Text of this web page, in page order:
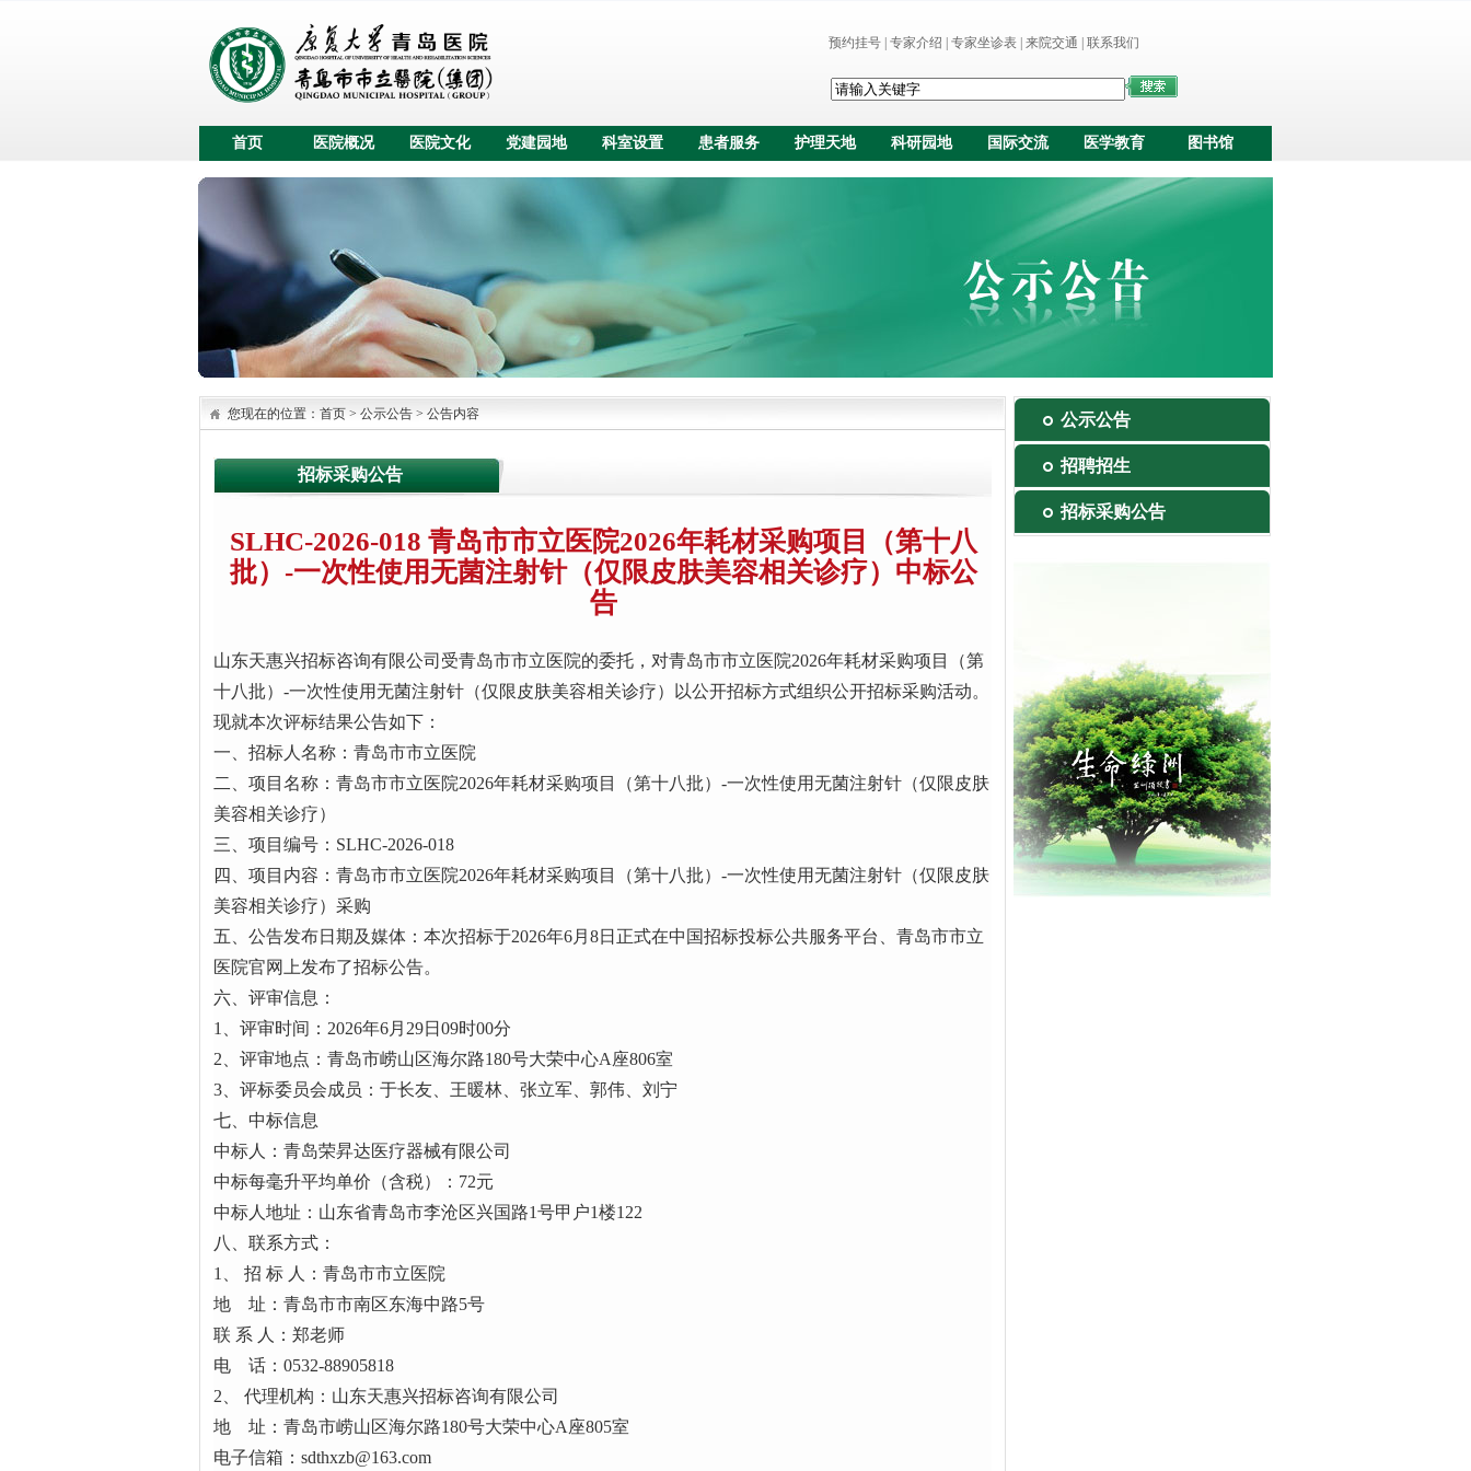
预约挂号 专家介绍 专家坐诊表 来院交通 联系我们
首页 医院概况 医院文化 党建园地 科室设置 患者服务 护理天地 科研园地 国际交流 医学教育 图书馆
您现在的位置： 首页 > 公示公告 > 公告内容
招标采购公告
SLHC-2026-018 青岛市市立医院2026年耗材采购项目（第十八
批）-一次性使用无菌注射针（仅限皮肤美容相关诊疗）中标公
告
山东天惠兴招标咨询有限公司受青岛市市立医院的委托，对青岛市市立医院2026年耗材采购项目（第
十八批）-一次性使用无菌注射针（仅限皮肤美容相关诊疗）以公开招标方式组织公开招标采购活动。
现就本次评标结果公告如下：
一、招标人名称：青岛市市立医院
二、项目名称：青岛市市立医院2026年耗材采购项目（第十八批）-一次性使用无菌注射针（仅限皮肤
美容相关诊疗）
三、项目编号：SLHC-2026-018
四、项目内容：青岛市市立医院2026年耗材采购项目（第十八批）-一次性使用无菌注射针（仅限皮肤
美容相关诊疗）采购
五、公告发布日期及媒体：本次招标于2026年6月8日正式在中国招标投标公共服务平台、青岛市市立
医院官网上发布了招标公告。
六、评审信息：
1、评审时间：2026年6月29日09时00分
2、评审地点：青岛市崂山区海尔路180号大荣中心A座806室
3、评标委员会成员：于长友、王暖林、张立军、郭伟、刘宁
七、中标信息
中标人：青岛荣昇达医疗器械有限公司
中标每毫升平均单价（含税）：72元
中标人地址：山东省青岛市李沧区兴国路1号甲户1楼122
八、联系方式：
1、 招 标 人：青岛市市立医院
地 址：青岛市市南区东海中路5号
联 系 人：郑老师
电 话：0532-88905818
2、 代理机构：山东天惠兴招标咨询有限公司
地 址：青岛市崂山区海尔路180号大荣中心A座805室
电子信箱：sdthxzb@163.com
公示公告
招聘招生
招标采购公告